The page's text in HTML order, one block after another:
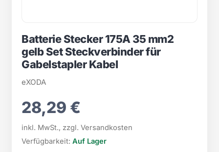
Batterie Stecker 175A 35 mm2
gelb Set Steckverbinder für
Gabelstapler Kabel
eXODA
28,29 €
inkl. MwSt., zzgl. Versandkosten
Verfügbarkeit: Auf Lager